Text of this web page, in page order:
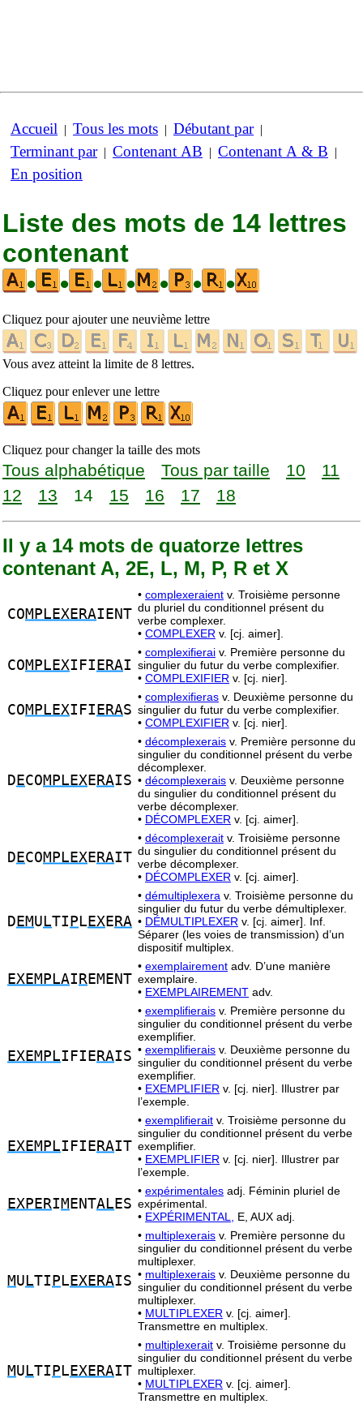
Accueil | Tous les mots | Débutant par|
Terminant par| Contenant AB | Contenant A & B |
En position
Liste des mots de 14 lettres
contenant
•
• • • • • •
Cliquez pour ajouter une neuvième lettre
Vous avez atteint la limite de 8 lettres.
Cliquez pour enlever une lettre
Cliquez pour changer la taille des mots
Tous alphabétique Tous par taille 10
11
12
13 14 15 16 17 18
Il y a 14 mots de quatorze lettres
contenant A, 2E, L, M, P, R et X
COMPLEXERAIENT
• complexeraient v. Troisième personne
du pluriel du conditionnel présent du
verbe complexer.
• COMPLEXER v. [cj. aimer].
COMPLEXIFI ERAI
• complexifierai v. Première personne du
singulier du futur du verbe complexifier.
• COMPLEXIFIER v. [cj. nier].
COMPLEXIFI ERAS
• complexifieras v. Deuxième personne du
singulier du futur du verbe complexifier.
• COMPLEXIFIER v. [cj. nier].
D ECOMPLEXE RAIS
• décomplexerais v. Première personne du
singulier du conditionnel présent du verbe
décomplexer.
• décomplexerais v. Deuxième personne
du singulier du conditionnel présent du
verbe décomplexer.
• DÉCOMPLEXER v. [cj. aimer].
D ECOMPLEXE RAIT
• décomplexerait v. Troisième personne
du singulier du conditionnel présent du
verbe décomplexer.
• DÉCOMPLEXER v. [cj. aimer].
D EMU LTI P L EXE RA
• démultiplexera v. Troisième personne du
singulier du futur du verbe démultiplexer.
• DÉMULTIPLEXER v. [cj. aimer]. Inf.
Séparer (les voies de transmission) d’un
dispositif multiplex.
EXEMPLAI REMENT
• exemplairement adv. D’une manière
exemplaire.
• EXEMPLAIREMENT adv.
EXEMPLIFIE RAIS
• exemplifierais v. Première personne du
singulier du conditionnel présent du verbe
exemplifier.
• exemplifierais v. Deuxième personne du
singulier du conditionnel présent du verbe
exemplifier.
• EXEMPLIFIER v. [cj. nier]. Illustrer par
l’exemple.
EXEMPLIFIE RAIT
• exemplifierait v. Troisième personne du
singulier du conditionnel présent du verbe
exemplifier.
• EXEMPLIFIER v. [cj. nier]. Illustrer par
l’exemple.
EXPERI M ENTAL ES
• expérimentales adj. Féminin pluriel de
expérimental.
• EXPÉRIMENTAL, E, AUX adj.
MU LTI P L EXERAIS
• multiplexerais v. Première personne du
singulier du conditionnel présent du verbe
multiplexer.
• multiplexerais v. Deuxième personne du
singulier du conditionnel présent du verbe
multiplexer.
• MULTIPLEXER v. [cj. aimer].
Transmettre en multiplex.
MU LTI P L EXERAIT
• multiplexerait v. Troisième personne du
singulier du conditionnel présent du verbe
multiplexer.
• MULTIPLEXER v. [cj. aimer].
Transmettre en multiplex.